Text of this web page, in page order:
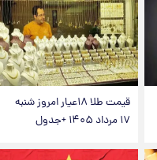
قیمت طلا ۱۸عیار امروز شنبه
۱۷ مرداد ۱۴۰۵ +جدول